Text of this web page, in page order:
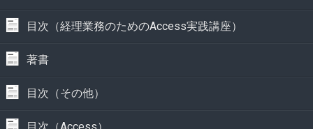
目次（経理業務のためのAccess実践講座）
著書
目次（その他）